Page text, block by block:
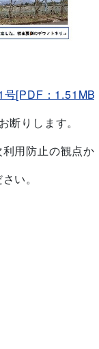
号[PDF：1.51MB]
りします。
用防止の観点か
い。